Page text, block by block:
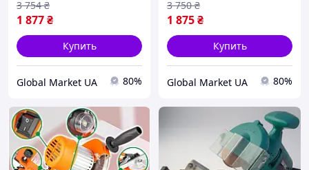
бензо и электропил
1 877₴
3 754 ₴
Купить
Global Market UA 80%
и электропил настольный
1 875₴
3 750 ₴
Купить
Global Market UA 80%